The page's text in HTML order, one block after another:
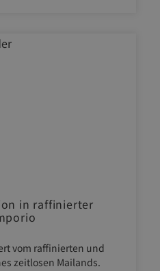
in raffinierter
vom raffinierten und
zeitlosen Mailands.